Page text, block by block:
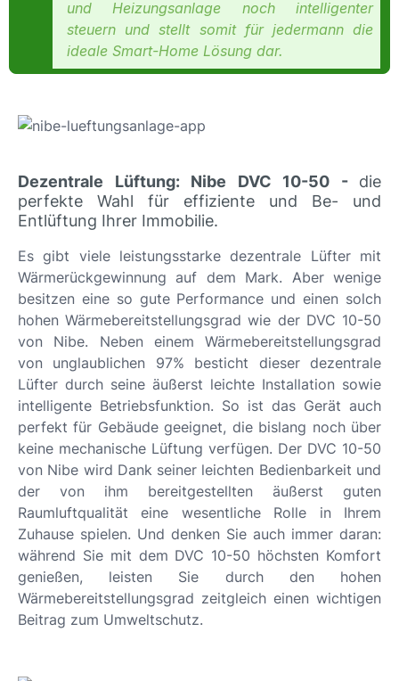
und Heizungsanlage noch intelligenter
steuern und stellt somit für jedermann die
ideale Smart-Home Lösung dar.
Dezentrale Lüftung: Nibe DVC 10-50 - die
perfekte Wahl für effiziente und Be- und
Entlüftung Ihrer Immobilie.
Es gibt viele leistungsstarke dezentrale Lüfter mit
Wärmerückgewinnung auf dem Mark. Aber wenige
besitzen eine so gute Performance und einen solch
hohen Wärmebereitstellungsgrad wie der DVC 10-50
von Nibe. Neben einem Wärmebereitstellungsgrad
von unglaublichen 97% besticht dieser dezentrale
Lüfter durch seine äußerst leichte Installation sowie
intelligente Betriebsfunktion. So ist das Gerät auch
perfekt für Gebäude geeignet, die bislang noch über
keine mechanische Lüftung verfügen. Der DVC 10-50
von Nibe wird Dank seiner leichten Bedienbarkeit und
der von ihm bereitgestellten äußerst guten
Raumluftqualität eine wesentliche Rolle in Ihrem
Zuhause spielen. Und denken Sie auch immer daran:
während Sie mit dem DVC 10-50 höchsten Komfort
genießen, leisten Sie durch den hohen
Wärmebereitstellungsgrad zeitgleich einen wichtigen
Beitrag zum Umweltschutz.